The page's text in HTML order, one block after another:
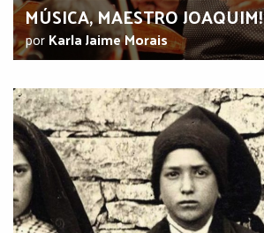
MÚSICA, MAESTRO JOAQUIM!
porKarla Jaime Morais